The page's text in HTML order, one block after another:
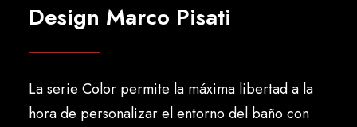
Dònde comprar
Español
Design Marco Pisati
La serie Color permite la máxima libertad a la
hora de personalizar el entorno del baño con